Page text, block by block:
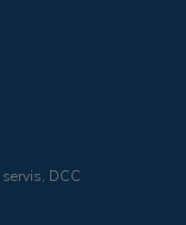
DCC